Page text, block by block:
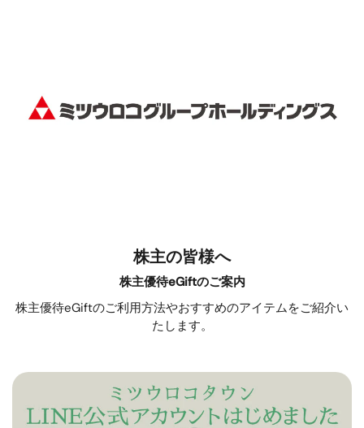
株主の皆様へ
株主優待eGiftのご案内
株主優待eGiftのご利用方法やおすすめのアイテムをご紹介い
たします。